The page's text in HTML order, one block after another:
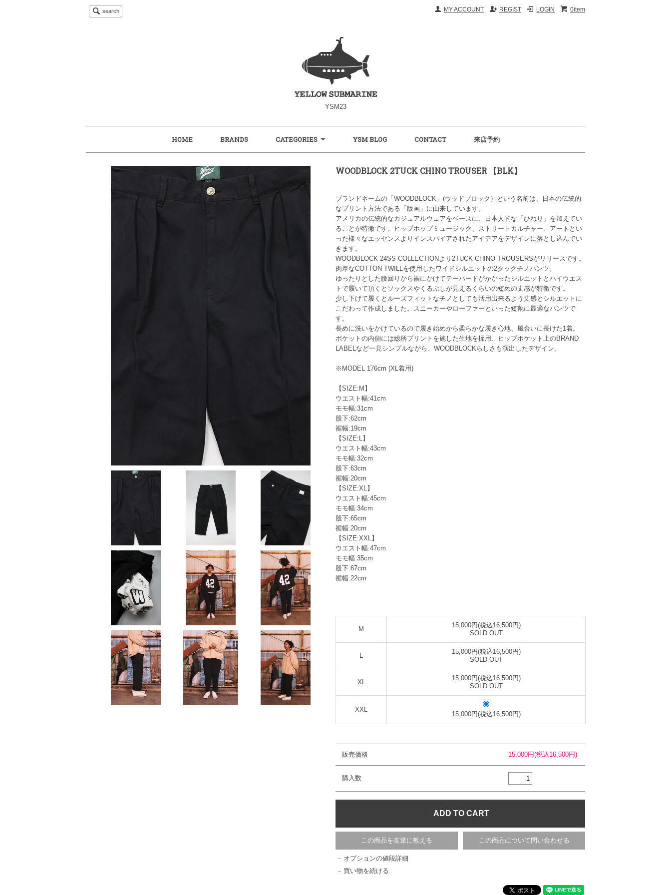
0item
LOGIN
REGIST
MY ACCOUNT
search
YSM23
HOME BRANDS CATEGORIES YSM BLOG CONTACT 来店予約
WOODBLOCK 2TUCK CHINO TROUSER 【BLK】
ブランドネームの「WOODBLOCK」(ウッドブロック）という名前は、日本の伝統的
なプリント方法である「版画」に由来しています。
アメリカの伝統的なカジュアルウェアをベースに、日本人的な「ひねり」を加えてい
ることが特徴です。ヒップホップミュージック、ストリートカルチャー、アートとい
った様々なエッセンスよりインスパイアされたアイデアをデザインに落とし込んでい
きます。
WOODBLOCK 24SS COLLECTIONより2TUCK CHINO TROUSERSがリリースです。
肉厚なCOTTON TWILLを使用したワイドシルエットの2タックチノパンツ。
ゆったりとした腰回りから裾にかけてテーパードがかかったシルエットとハイウエス
トで履いて頂くとソックスやくるぶしが見えるくらいの短めの丈感が特徴です。
少し下げて履くとルーズフィットなチノとしても活用出来るよう丈感とシルエットに
こだわって作成しました。スニーカーやローファーといった短靴に最適なパンツで
す。
長めに洗いをかけているので履き始めから柔らかな履き心地、風合いに長けた1着。
ポケットの内側には総柄プリントを施した生地を採用、ヒップポケット上のBRAND
LABELなど一見シンプルながら、WOODBLOCKらしさも演出したデザイン。
※MODEL 176cm (XL着用)
【SIZE:M】
ウエスト幅:41cm
モモ幅:31cm
股下:62cm
裾幅:19cm
【SIZE:L】
ウエスト幅:43cm
モモ幅:32cm
股下:63cm
裾幅:20cm
【SIZE:XL】
ウエスト幅:45cm
モモ幅:34cm
股下:65cm
裾幅:20cm
【SIZE:XXL】
ウエスト幅:47cm
モモ幅:35cm
股下:67cm
裾幅:22cm
M
15,000円(税込16,500円)
SOLD OUT
15,000円(税込16,500円)
SOLD OUT
XL
15,000円(税込16,500円)
SOLD OUT
XXL
15,000円(税込16,500円)
販売価格 15,000円(税込16,500円)
購入数
この商品を友達に教える この商品について問い合わせる
オプションの値段詳細
買い物を続ける